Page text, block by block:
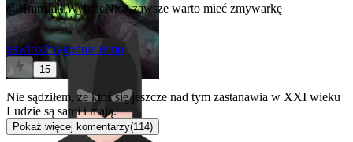
@HmmJakiWybracNickzawsze warto mieć zmywarkę
pawlox2 tygodnie temu
15
Nie sądziłem, że ktoś się jeszcze nad tym zastanawia w XXI wieku
Ludzie są sami i mają.
Pokaż więcej komentarzy(114)